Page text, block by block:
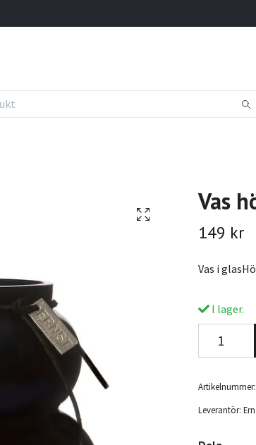
Vas
149 kr
Vas i
I lager.
Artikelnummer:
Leverantör: